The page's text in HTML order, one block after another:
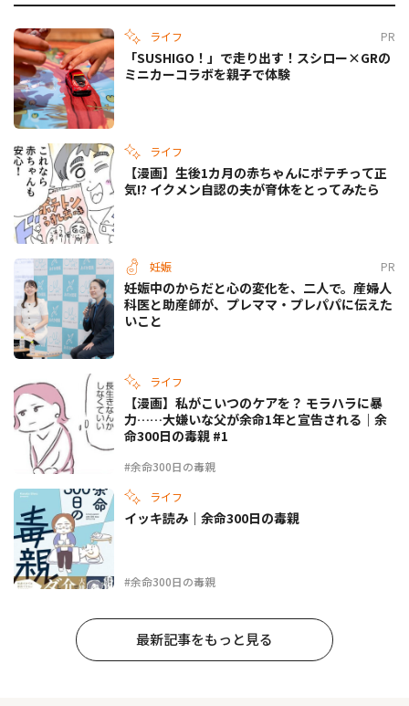
ライフ PR
「SUSHIGO！」で走り出す！スシロー×GRの
ミニカーコラボを親子で体験
ライフ
【漫画】生後1カ月の赤ちゃんにポテチって正
気!? イクメン自認の夫が育休をとってみたら
妊娠 PR
妊娠中のからだと心の変化を、二人で。産婦人
科医と助産師が、プレママ・プレパパに伝えた
いこと
ライフ
#余命300日の毒親
【漫画】私がこいつのケアを？ モラハラに暴
力……大嫌いな父が余命1年と宣告される｜余
命300日の毒親 #1
ライフ
#余命300日の毒親
イッキ読み｜余命300日の毒親
最新記事をもっと見る